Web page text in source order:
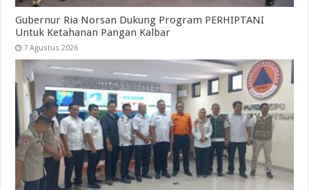
Gubernur Ria Norsan Dukung Program PERHIPTANI
Untuk Ketahanan Pangan Kalbar
7 Agustus 2026